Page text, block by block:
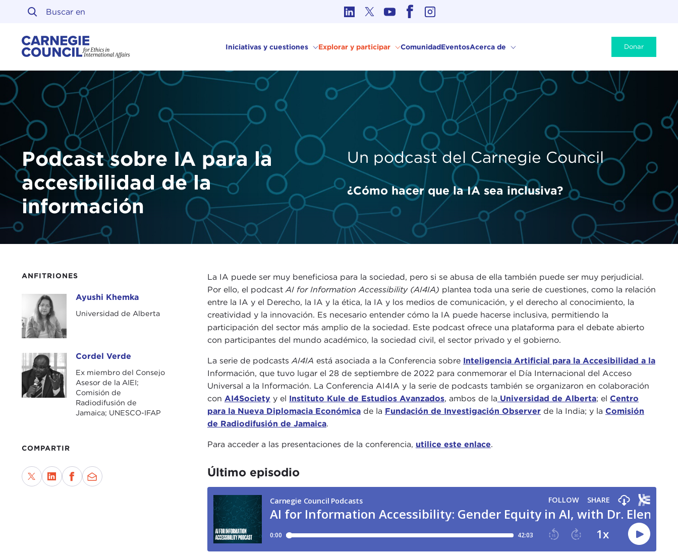
Ir al contenido
Iniciativas y cuestiones Explorar y participar ComunidadEventosAcerca de Donar
Podcast sobre IA para la
accesibilidad de la
información
Un podcast del Carnegie Council
¿Cómo hacer que la IA sea inclusiva?
ANFITRIONES
Ayushi KhemkaAyushi Khemka
Universidad de Alberta
Cordel Verde Cordel Verde
Ex miembro del Consejo
Asesor de la AIEI;
Comisión de
Radiodifusión de
Jamaica; UNESCO-IFAP
COMPARTIR
La IA puede ser muy beneficiosa para la sociedad, pero si se abusa de ella también puede ser muy perjudicial.
Por ello, el podcast AI for Information Accessibility (AI4IA) plantea toda una serie de cuestiones, como la relación
entre la IA y el Derecho, la IA y la ética, la IA y los medios de comunicación, y el derecho al conocimiento, la
creatividad y la innovación. Es necesario entender cómo la IA puede hacerse inclusiva, permitiendo la
participación del sector más amplio de la sociedad. Este podcast ofrece una plataforma para el debate abierto
con participantes del mundo académico, la sociedad civil, el sector privado y el gobierno.
La serie de podcasts AI4IA está asociada a la Conferencia sobre Inteligencia Artificial para la Accesibilidad a la
Información, que tuvo lugar el 28 de septiembre de 2022 para conmemorar el Día Internacional del Acceso
Universal a la Información. La Conferencia AI4IA y la serie de podcasts también se organizaron en colaboración
con AI4Society y el Instituto Kule de Estudios Avanzados, ambos de la Universidad de Alberta; el Centro
para la Nueva Diplomacia Económicade la Fundación de Investigación Observerde la India; y la Comisión
de Radiodifusión de Jamaica.
Para acceder a las presentaciones de la conferencia, utilice este enlace.
Último episodio